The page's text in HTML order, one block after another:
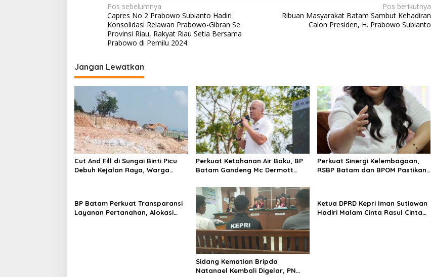
N
a
v
g
a
s
i
p
o
s
Pos sebelumnya
Capres No 2 Prabowo Subianto Hadiri
Konsolidasi Relawan Prabowo-Gibran Se
Provinsi Riau, Rakyat Riau Setia Bersama
Prabowo di Pemilu 2024
Pos berikutnya
Ribuan Masyarakat Batam Sambut Kehadiran
Calon Presiden, H. Prabowo Subianto
Jangan Lewatkan
Cut And Fill di Sungai Binti Picu
Debuh Kejalan Raya, Warga
Perkuat Ketahanan Air Baku, BP
Batam Gandeng Mc Dermott
Bendungan Sei Nongsa
Perkuat Sinergi Kelembagaan,
RSBP Batam dan BPOM Pastikan
BP Batam Perkuat Transparansi
Layanan Pertanahan, Alokasi
Sidang Kematian Bripda
Natanael Kembali Digelar, PN
Ketua DPRD Kepri Iman Sutiawan
Hadiri Malam Cinta Rasul Cinta